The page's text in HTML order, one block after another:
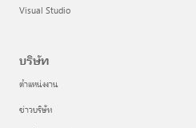
Visual Studio
บริษัท
ตำแหน่งงาน
ข่าวบริษัท